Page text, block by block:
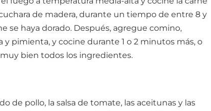
de madera, durante un tiempo de entre 8 y
se haya dorado. Después, agregue comino,
y pimienta, y cocine durante 1 o 2 minutos más, o
bien todos los ingredientes.
de pollo, la salsa de tomate, las aceitunas y las